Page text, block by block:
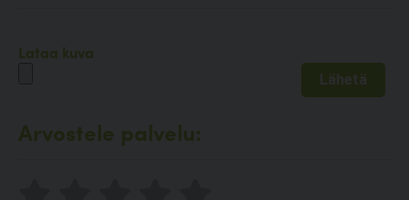
Lataa kuva
Arvostele palvelu: